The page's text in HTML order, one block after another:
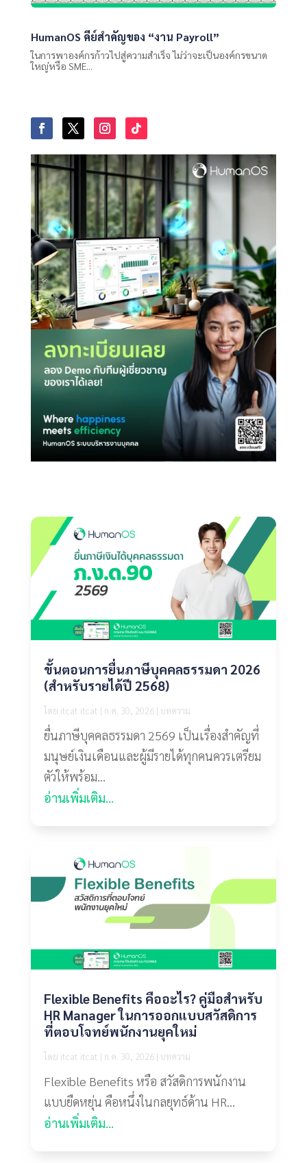
HumanOS คีย์สำคัญของ “งาน Payroll”
ในการพาองค์กรก้าวไปสู่ความสำเร็จ ไม่ว่าจะเป็นองค์กรขนาด
ใหญ่หรือ SME...
ขั้นตอนการยื่นภาษีบุคคลธรรมดา 2026
(สำหรับรายได้ปี 2568)
โดย itcat itcat | ก.ค. 30, 2026| บทความ
ยื่นภาษีบุคคลธรรมดา 2569 เป็นเรื่องสำคัญที่
มนุษย์เงินเดือนและผู้มีรายได้ทุกคนควรเตรียม
ตัวให้พร้อม...
อ่านเพิ่มเติม...
Flexible Benefits คืออะไร? คู่มือสำหรับ
HR Manager ในการออกแบบสวัสดิการ
ที่ตอบโจทย์พนักงานยุคใหม่
โดย itcat itcat | ก.ค. 30, 2026| บทความ
Flexible Benefits หรือ สวัสดิการพนักงาน
แบบยืดหยุ่น คือหนึ่งในกลยุทธ์ด้าน HR...
อ่านเพิ่มเติม...